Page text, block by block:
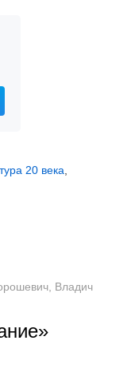
20 века
Владич